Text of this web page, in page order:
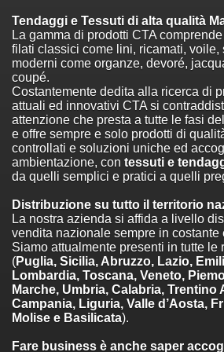
Tendaggi e Tessuti di alta qualità
La gamma di prodotti CTA comprende
filati classici come lini, ricamati, voile,
moderni come organze, devoré,
coupé.
Costantemente dedita alla ricerca di
attuali ed innovativi CTA si
attenzione che presta a tutte le fasi
e offre sempre e solo prodotti di
controllati e soluzioni uniche ed
ambientazione, con tessuti e
da quelli semplici e pratici a quelli
Distribuzione su tutto il territorio
La nostra azienda si affida a livello
vendita nazionale sempre in costante
Siamo attualmente presenti in tutte le
(Puglia, Sicilia, Abruzzo, Lazio,
Lombardia, Toscana, Veneto,
Marche, Umbria, Calabria, Trentino
Campania, Liguria, Valle d’Aosta,
Molise e Basilicata).
Fare business è anche saper